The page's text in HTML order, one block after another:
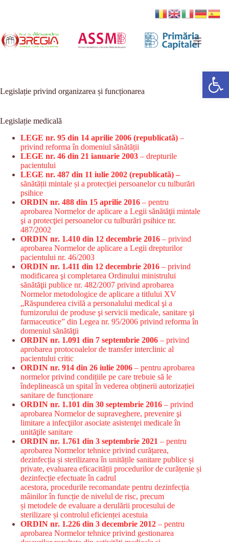
Deschide bara de unelte
Legislație privind organizarea și funcționarea
Legislație medicală
LEGE nr. 95 din 14 aprilie 2006 (republicată) –
privind reforma în domeniul sănătății
LEGE nr. 46 din 21 ianuarie 2003 – drepturile
pacientului
LEGE nr. 487 din 11 iulie 2002 (republicată) –
sănătății mintale și a protecției persoanelor cu tulburări
psihice
ORDIN nr. 488 din 15 aprilie 2016 – pentru
aprobarea Normelor de aplicare a Legii sănătăţii mintale
şi a protecţiei persoanelor cu tulburări psihice nr.
487/2002
ORDIN nr. 1.410 din 12 decembrie 2016 – privind
aprobarea Normelor de aplicare a Legii drepturilor
pacientului nr. 46/2003
ORDIN nr. 1.411 din 12 decembrie 2016 – privind
modificarea şi completarea Ordinului ministrului
sănătăţii publice nr. 482/2007 privind aprobarea
Normelor metodologice de aplicare a titlului XV
„Răspunderea civilă a personalului medical şi a
furnizorului de produse şi servicii medicale, sanitare şi
farmaceutice” din Legea nr. 95/2006 privind reforma în
domeniul sănătăţii
ORDIN nr. 1.091 din 7 septembrie 2006 – privind
aprobarea protocoalelor de transfer interclinic al
pacientului critic
ORDIN nr. 914 din 26 iulie 2006 – pentru aprobarea
normelor privind condițiile pe care trebuie să le
îndeplinească un spital în vederea obținerii autorizației
sanitare de funcționare
ORDIN nr. 1.101 din 30 septembrie 2016 – privind
aprobarea Normelor de supraveghere, prevenire şi
limitare a infecţiilor asociate asistenţei medicale în
unităţile sanitare
ORDIN nr. 1.761 din 3 septembrie 2021 – pentru
aprobarea Normelor tehnice privind curățarea,
dezinfecția și sterilizarea în unitățile sanitare publice și
private, evaluarea eficacității procedurilor de curățenie și
dezinfecție efectuate în cadrul
acestora, procedurile recomandate pentru dezinfecția
mâinilor în funcție de nivelul de risc, precum
și metodele de evaluare a derulării procesului de
sterilizare și controlul eficienței acestuia
ORDIN nr. 1.226 din 3 decembrie 2012 – pentru
aprobarea Normelor tehnice privind gestionarea